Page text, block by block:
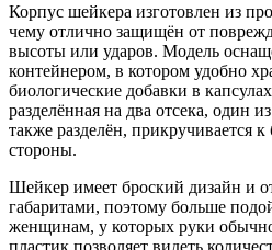
Корпус шейкера изготовлен из
чему отлично защищён от
высоты или ударов. Модель
контейнером, в котором удобно
биологические добавки в
разделённая на два отсека, один
также разделён, прикручивается
стороны.
Шейкер имеет броский дизайн и
габаритами, поэтому больше
женщинам, у которых руки
пластик позволяет видеть